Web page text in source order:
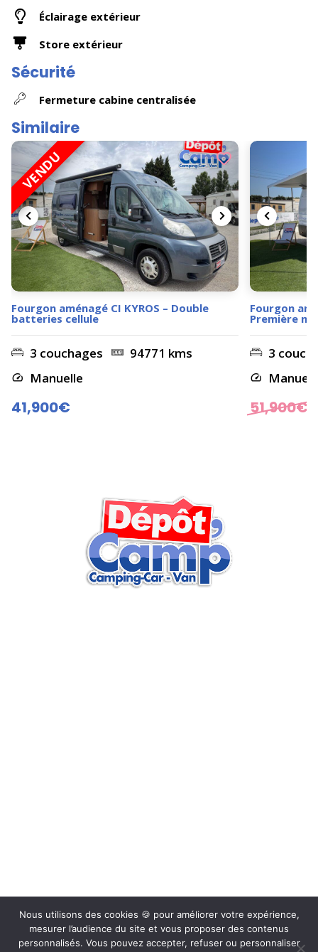
Éclairage extérieur
Store extérieur
Sécurité
Fermeture cabine centralisée
Similaire
VENDU
Fourgon aménagé CI KYROS – Double
batteries cellule
3 couchages
94771 kms
Manuelle
41,900€
Fourgon
Première
3
51,900€
Nous utilisons des cookies 🍪 pour améliorer votre expérience,
mesurer l’audience du site et vous proposer des contenus
personnalisés. Vous pouvez accepter, refuser ou personnaliser